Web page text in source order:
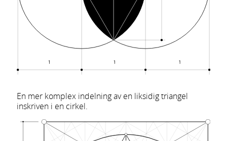
En mer komplex indelning av en liksidig triangel
inskriven i en cirkel.